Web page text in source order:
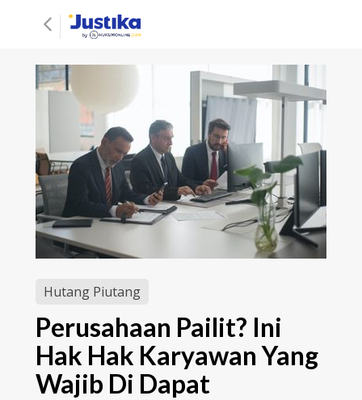
Hutang Piutang
Perusahaan Pailit? Ini
Hak Hak Karyawan Yang
Wajib Di Dapat